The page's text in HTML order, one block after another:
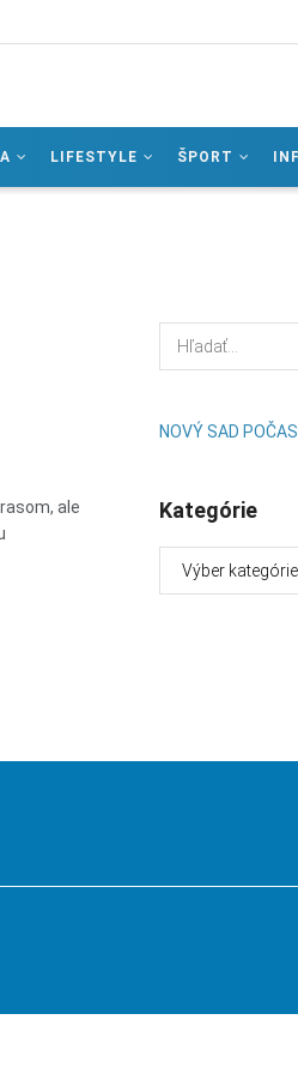
LIFESTYLE ŠPORT
ale
NOVÝ SAD
Kategórie